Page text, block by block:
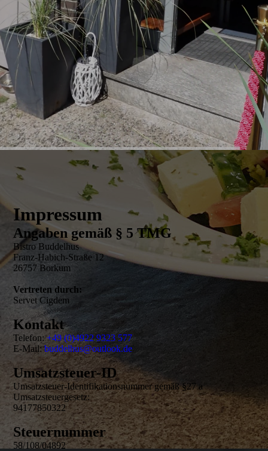
Impressum
Angaben gemäß § 5 TMG
Bistro Buddelhus
Franz-Habich-Straße 12
26757 Borkum
Vertreten durch:
Servet Cigdem
Kontakt
Telefon:+49 (0)4922 9323 577
E-Mail:buddelhus@outlook.de
Umsatzsteuer-ID
Umsatzsteuer-Identifikationsnummer gemäß §27 a
Umsatzsteuergesetz:
94177850322
Steuernummer
58/108/04892